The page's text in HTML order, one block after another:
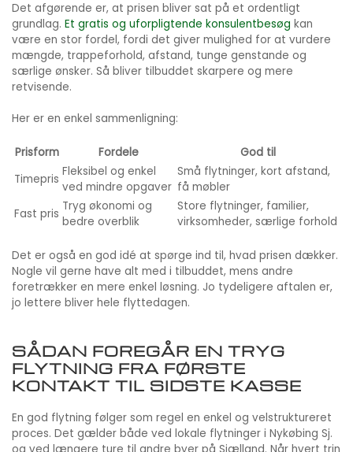
Det afgørende er, at prisen bliver sat på et ordentligt
grundlag. Et gratis og uforpligtende konsulentbesøg kan
være en stor fordel, fordi det giver mulighed for at vurdere
mængde, trappeforhold, afstand, tunge genstande og
særlige ønsker. Så bliver tilbuddet skarpere og mere
retvisende.
Her er en enkel sammenligning:
Prisform Fordele
God til
Timepris
Fleksibel og enkel
ved mindre opgaver
Små flytninger, kort afstand,
få møbler
Fast pris
Tryg økonomi og
bedre overblik
Store flytninger, familier,
virksomheder, særlige forhold
Det er også en god idé at spørge ind til, hvad prisen dækker.
Nogle vil gerne have alt med i tilbuddet, mens andre
foretrækker en mere enkel løsning. Jo tydeligere aftalen er,
jo lettere bliver hele flyttedagen.
SÅDAN FOREGÅR EN TRYG
FLYTNING FRA FØRSTE
KONTAKT TIL SIDSTE KASSE
En god flytning følger som regel en enkel og velstruktureret
proces. Det gælder både ved lokale flytninger i Nykøbing Sj.